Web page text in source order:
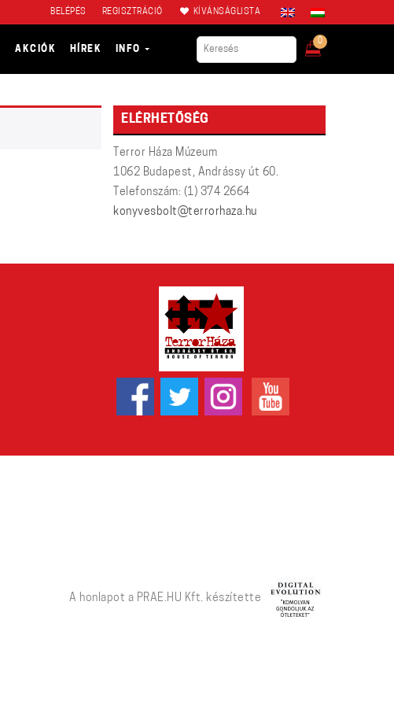
BELÉPÉS REGISZTRÁCIÓ KÍVÁNSÁGLISTA
AKCIÓK HÍREK INFO
0
ELÉRHETŐSÉG
Terror Háza Múzeum
1062 Budapest, Andrássy út 60.
Telefonszám: (1) 374 2664
konyvesbolt@terrorhaza.hu
A honlapot a PRAE.HU Kft. készítette